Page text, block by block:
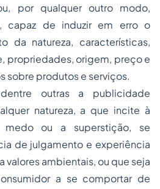
por qualquer outro modo,
capaz de induzir em erro o
da natureza, características,
propriedades, origem, preço e
sobre produtos e serviços.
outras a publicidade
natureza, a que incite à
medo ou a superstição, se
de julgamento e experiência
valores ambientais, ou que seja
a se comportar de